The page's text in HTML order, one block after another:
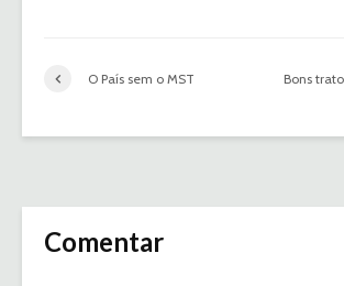
O País sem o MST Bons
Comentar